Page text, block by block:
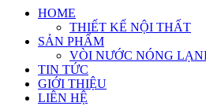
HOME
THIẾT KẾ NỘI THẤT
SẢN PHẨM
VÒI NƯỚC NÓNG
TIN TỨC
GIỚI THIỆU
LIÊN HỆ